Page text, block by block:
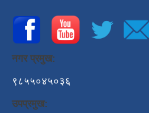
नगर प्रमुख:
९८५५०४५०३६
उपप्रमुख: